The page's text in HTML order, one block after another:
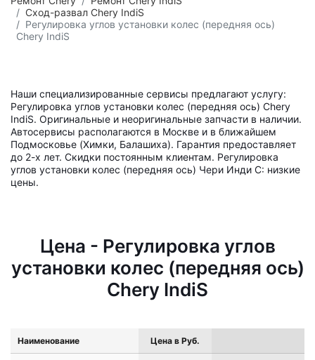
Сход-развал Chery IndiS
Регулировка углов установки колес (передняя ось)
Chery IndiS
Наши специализированные сервисы предлагают услугу:
Регулировка углов установки колес (передняя ось) Chery
IndiS. Оригинальные и неоригинальные запчасти в наличии.
Автосервисы располагаются в Москве и в ближайшем
Подмосковье (Химки, Балашиха). Гарантия предоставляет
до 2-х лет. Скидки постоянным клиентам. Регулировка
углов установки колес (передняя ось) Чери Инди С: низкие
цены.
Цена - Регулировка углов
установки колес (передняя ось)
Chery IndiS
Наименование Цена в Руб.